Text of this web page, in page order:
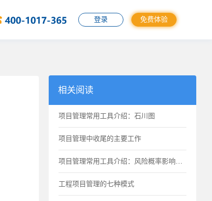
登录 免费体验
相关阅读
项目管理常用工具介绍：石川图
项目管理中收尾的主要工作
项目管理常用工具介绍：风险概率影响矩阵
工程项目管理的七种模式